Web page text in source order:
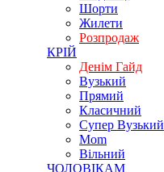
Шорти
Жилети
Розпродаж
КРІЙ
Денім Гайд
Вузький
Прямий
Класичний
Супер Вузький
Mom
Вільний
ЧОЛОВІКАМ